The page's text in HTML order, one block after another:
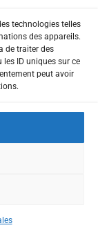
technologies telles
des appareils.
de traiter des
ID uniques sur ce
peut avoir
légales–